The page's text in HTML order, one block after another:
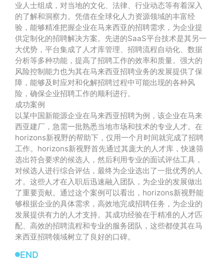
业人士组成，对当地的文化、法律、行业动态等有着深入
的了解和洞察力。凭借在全球化人力资源领域的丰富经
验，能够精准把握企业在马来西亚的招聘需求，为企业提
供定制化的招聘解决方案。先进的SaaS平台技术是其另一
大优势，平台集成了人才库管理、招聘流程自动化、数据
分析等多种功能，提高了招聘工作的效率和质量。强大的
风险控制能力也为其在马来西亚招聘业务的发展提供了保
障，能够及时应对和化解招聘过程中可能出现的各种风
险，确保企业招聘工作的顺利进行。
成功案例
以某中国新能源企业在马来西亚招聘为例，该企业在马来
西亚建厂，急需一批熟悉当地市场和技术的专业人才。在
horizons新视野的帮助下，仅用一个月时间就完成了招聘
工作。horizons新视野首先通过其庞大的人才库，快速筛
选出符合要求的候选人，然后利用专业的面试评估工具，
对候选人进行综合评估，最终为企业选出了一批优秀的人
才。这些人才在入职后迅速融入团队，为企业的发展做出
了重要贡献。通过这个案例可以看出，horizons新视野能
够根据企业的具体需求，高效地完成招聘任务，为企业的
发展提供有力的人才支持。其成功经验在于精准的人才匹
配、高效的招聘流程和专业的服务团队，这些都使其在马
来西亚招聘领域树立了良好的口碑。
END